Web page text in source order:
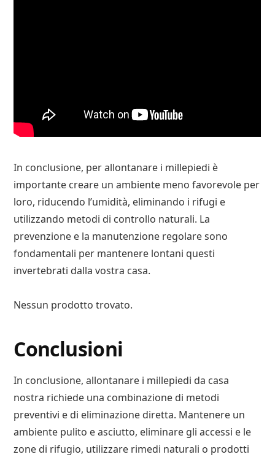
In conclusione, per allontanare i millepiedi è
importante creare un ambiente meno favorevole per
loro, riducendo l’umidità, eliminando i rifugi e
utilizzando metodi di controllo naturali. La
prevenzione e la manutenzione regolare sono
fondamentali per mantenere lontani questi
invertebrati dalla vostra casa.
Nessun prodotto trovato.
Conclusioni
In conclusione, allontanare i millepiedi da casa
nostra richiede una combinazione di metodi
preventivi e di eliminazione diretta. Mantenere un
ambiente pulito e asciutto, eliminare gli accessi e le
zone di rifugio, utilizzare rimedi naturali o prodotti